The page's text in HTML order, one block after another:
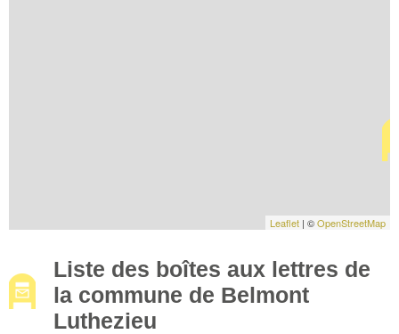
Leaflet | ©OpenStreetMap
Liste des boîtes aux lettres de
la commune de Belmont
Luthezieu